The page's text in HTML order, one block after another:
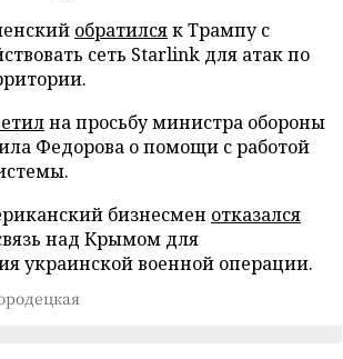
обратилсяк Трампу с
сеть Starlink для атак по
на просьбу министра обороны
Федорова о помощи с работой
бизнесмен отказался
над Крымом для
украинской военной операции.